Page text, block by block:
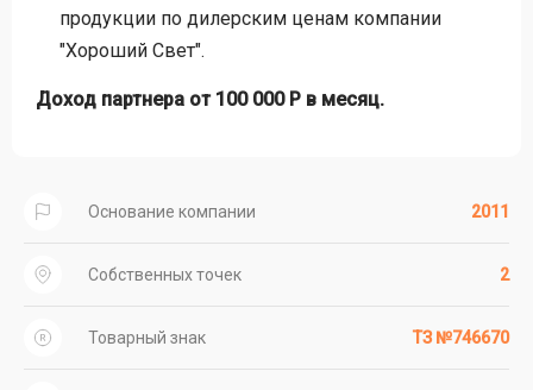
продукции по дилерским ценам компании
"Хороший Свет".
Доход партнера от 100 000 Р в месяц.
Основание компании 2011
Собственных точек 2
Товарный знак ТЗ №746670